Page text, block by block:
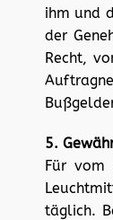
ihm und
der
Recht,
5.
Für vom
täglich.